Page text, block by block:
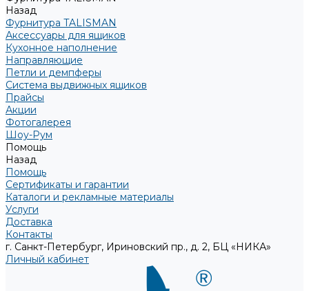
Назад
Фурнитура TALISMAN
Аксессуары для ящиков
Кухонное наполнение
Направляющие
Петли и демпферы
Система выдвижных ящиков
Прайсы
Акции
Фотогалерея
Шоу-Рум
Помощь
Назад
Помощь
Сертификаты и гарантии
Каталоги и рекламные материалы
Услуги
Доставка
Контакты
г. Санкт-Петербург, Ириновский пр., д. 2, БЦ «НИКА»
Личный кабинет